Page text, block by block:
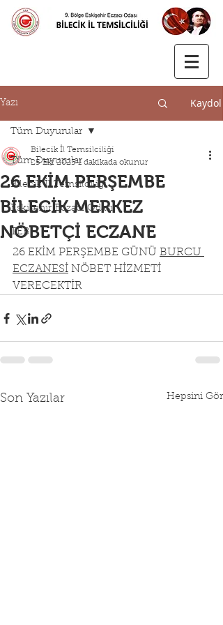
Yazı Kaydol
Tüm Duyurular
Bilecik İl Temsilciliği
Eskişehir Eczacı Odası
TEB
Tüm Duyurular
26 EKİM PERŞEMBE
BİLECİK MERKEZ
NÖBETÇİ ECZANE
Bilecik İl Temsilciliği
25 Eki 2023 1 dakikada okunur
26 EKİM PERŞEMBE GÜNÜ BURCU
ECZANESİ NÖBET HİZMETİ
VERECEKTİR
Son Yazılar Hepsini Gör